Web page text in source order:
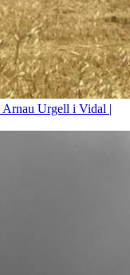
Arnau Urgell i Vidal |